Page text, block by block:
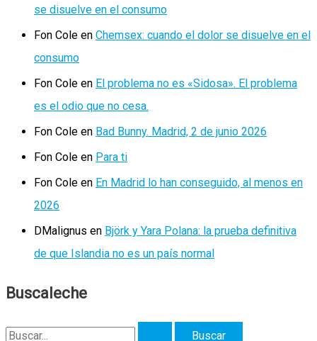
se disuelve en el consumo
Fon Cole en Chemsex: cuando el dolor se disuelve en el
consumo
Fon Cole en El problema no es «Sidosa». El problema
es el odio que no cesa.
Fon Cole en Bad Bunny. Madrid, 2 de junio 2026
Fon Cole en Para ti
Fon Cole en En Madrid lo han conseguido, al menos en
2026
DMalignus en Björk y Yara Polana: la prueba definitiva
de que Islandia no es un país normal
Buscaleche
B